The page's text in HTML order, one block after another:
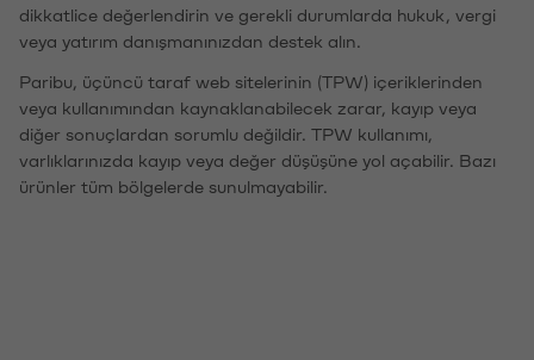
dikkatlice değerlendirin ve gerekli durumlarda hukuk, vergi
veya yatırım danışmanınızdan destek alın.
Paribu, üçüncü taraf web sitelerinin (TPW) içeriklerinden
veya kullanımından kaynaklanabilecek zarar, kayıp veya
diğer sonuçlardan sorumlu değildir. TPW kullanımı,
varlıklarınızda kayıp veya değer düşüşüne yol açabilir. Bazı
ürünler tüm bölgelerde sunulmayabilir.